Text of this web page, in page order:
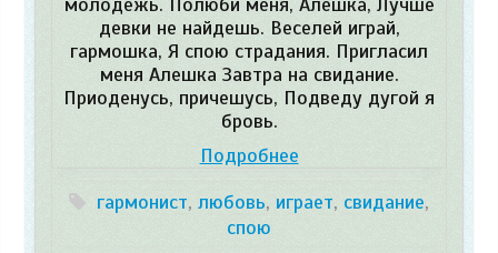
девки не найдешь. Веселей играй,
гармошка, Я спою страдания. Пригласил
меня Алешка Завтра на свидание.
Приоденусь, причешусь, Подведу дугой я
бровь.
Подробнее
гармонист, любовь, играет, свидание,
спою